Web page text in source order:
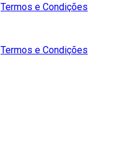
Termos e Condições
Termos e Condições